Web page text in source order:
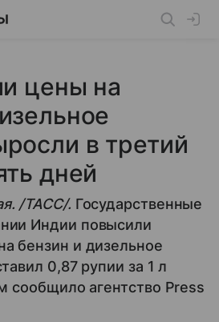
цены на
в третий
дней
/ТАСС/. Государственные
Индии повысили
бензин и дизельное
0,87 рупии за 1 л
сообщило агентство Press